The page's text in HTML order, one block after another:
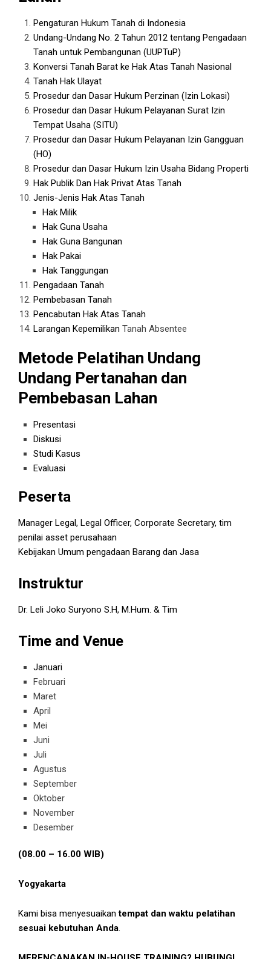
Pengaturan Hukum Tanah di Indonesia
Undang-Undang No. 2 Tahun 2012 tentang Pengadaan
Tanah untuk Pembangunan (UUPTuP)
Konversi Tanah Barat ke Hak Atas Tanah Nasional
Tanah Hak Ulayat
Prosedur dan Dasar Hukum Perzinan (Izin Lokasi)
Prosedur dan Dasar Hukum Pelayanan Surat Izin
Tempat Usaha (SITU)
Prosedur dan Dasar Hukum Pelayanan Izin Gangguan
(HO)
Prosedur dan Dasar Hukum Izin Usaha Bidang Properti
Hak Publik Dan Hak Privat Atas Tanah
Jenis-Jenis Hak Atas Tanah
Hak Milik
Hak Guna Usaha
Hak Guna Bangunan
Hak Pakai
Hak Tanggungan
Pengadaan Tanah
Pembebasan Tanah
Pencabutan Hak Atas Tanah
Larangan Kepemilikan Tanah Absentee
Metode Pelatihan Undang
Undang Pertanahan dan
Pembebasan Lahan
Presentasi
Diskusi
Studi Kasus
Evaluasi
Peserta
Manager Legal, Legal Officer, Corporate Secretary, tim
penilai asset perusahaan
Kebijakan Umum pengadaan Barang dan Jasa
Instruktur
Dr. Leli Joko Suryono S.H, M.Hum. & Tim
Time and Venue
Januari
Februari
Maret
April
Mei
Juni
Juli
Agustus
September
Oktober
November
Desember
(08.00 – 16.00 WIB)
Yogyakarta
Kami bisa menyesuaikantempat dan waktu pelatihan
sesuai kebutuhan Anda.